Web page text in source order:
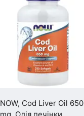
NOW, Cod Liver Oil 650